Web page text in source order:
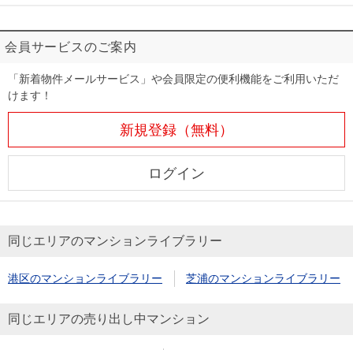
会員サービスのご案内
「新着物件メールサービス」や会員限定の便利機能をご利用いただ
けます！
新規登録（無料）
ログイン
同じエリアのマンションライブラリー
港区のマンションライブラリー 芝浦のマンションライブラリー
同じエリアの売り出し中マンション